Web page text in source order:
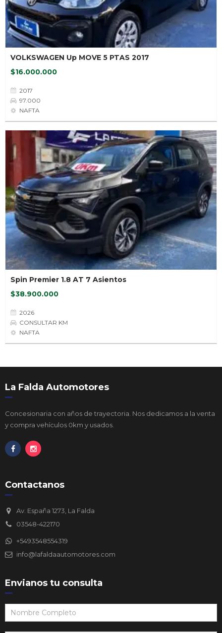
VOLKSWAGEN Up MOVE 5 PTAS 2017
$16.000.000
2017
97.000
NAFTA
Spin Premier 1.8 AT 7 Asientos
$38.900.000
2026
CONSULTAR KM
NAFTA
La Falda Automotores
Concesionaria con años de trayectoria. Nos dedicamos a la venta
y compra vehículos 0km y usados.
Contactanos
Av. España 1273, La Falda
03548-422170
+5493548554319
info@lafaldaautomotores.com
Envianos tu consulta
Consulta
Web: